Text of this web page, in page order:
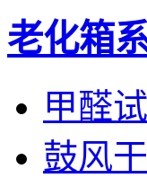
老化箱
甲醛
鼓风